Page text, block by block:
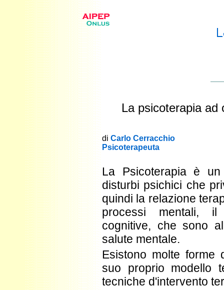
La psicoterapia ad
di Carlo Cerracchio
Psicoterapeuta
La Psicoterapia è
disturbi psichici che
quindi la relazione
processi mentali, il
cognitive, che sono
salute mentale.
Esistono molte forme
suo proprio modello
tecniche d'intervento